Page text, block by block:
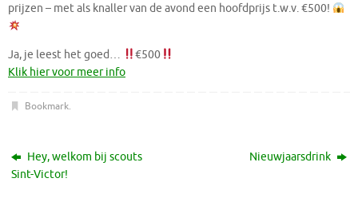
prijzen – met als knaller van de avond een hoofdprijs t.w.v. €500!
Ja, je leest het goed…
€500
Klik hier voor meer info
Bookmark.
Hey, welkom bij scouts
Sint-Victor!
Nieuwjaarsdrink